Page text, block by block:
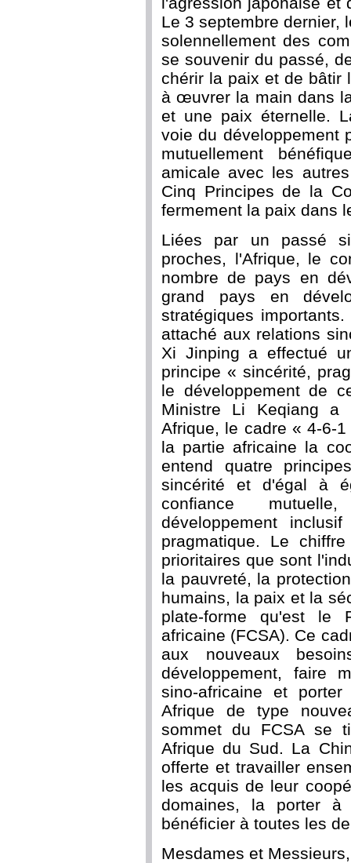
Le 3 septembre dernier,
solennellement des
se souvenir du passé,
chérir la paix et de bâtir
à œuvrer la main dans
et une paix éternelle.
voie du développement
mutuellement
amicale avec les
Cinq Principes de la
fermement la paix dans
Liées par un passé
proches, l'Afrique, le
nombre de pays en
grand pays en
stratégiques
attaché aux relations
Xi Jinping a effectué
principe « sincérité,
le développement de
Ministre Li Keqiang
Afrique, le cadre « 4-6-
la partie africaine la
entend quatre
sincérité et d'égal à
confiance
développement
pragmatique. Le
prioritaires que sont
la pauvreté, la
humains, la paix et la
plate-forme qu'est le
africaine (FCSA). Ce
aux nouveaux
développement, faire
sino-africaine et
Afrique de type
sommet du FCSA se
Afrique du Sud. La
offerte et travailler
les acquis de leur
domaines, la porter
bénéficier à toutes les
Mesdames et Messieurs,